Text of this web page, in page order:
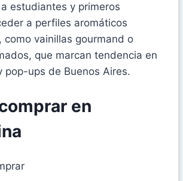
estudiantes y primeros
a perfiles aromáticos
como vainillas gourmand o
que marcan tendencia en
pop-ups de Buenos Aires.
en